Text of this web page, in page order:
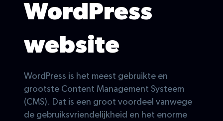
WordPress
website
WordPress is het meest gebruikte en
grootste Content Management Systeem
(CMS). Dat is een groot voordeel vanwege
de gebruiksvriendelijkheid en het enorme